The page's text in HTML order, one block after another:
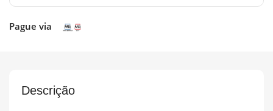
Pague via
Descrição